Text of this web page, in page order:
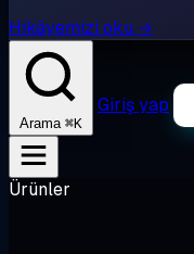
Hikâyemizi oku →
Arama ⌘K
Giriş yap
Ürünler